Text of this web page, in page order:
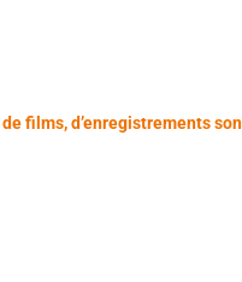
films, d’enregistrements